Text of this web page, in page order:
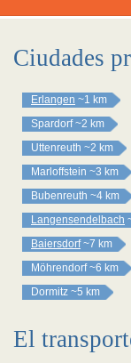
Ciudades
Erlangen ~1 km
Spardorf ~2 km
Uttenreuth ~2 km
Marloffstein ~3 km
Bubenreuth ~4 km
Langensendelbach
Baiersdorf ~7 km
Möhrendorf ~6 km
Dormitz ~5 km
El